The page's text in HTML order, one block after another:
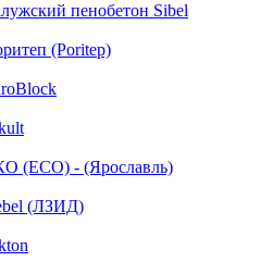
пенобетон Sibel
(Poritep)
(ECO) - (Ярославль)
(ЛЗИД)